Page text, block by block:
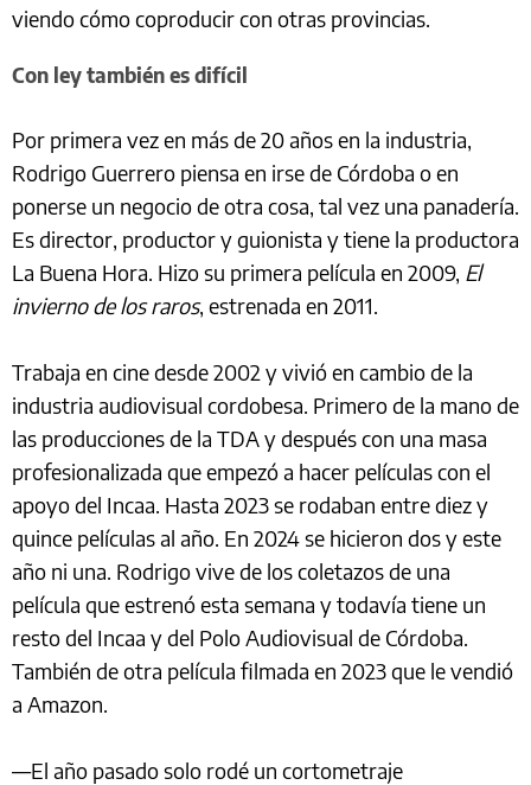
viendo cómo coproducir con otras provincias.
Con ley también es difícil
Por primera vez en más de 20 años en la industria,
Rodrigo Guerrero piensa en irse de Córdoba o en
ponerse un negocio de otra cosa, tal vez una panadería.
Es director, productor y guionista y tiene la productora
La Buena Hora. Hizo su primera película en 2009, El
invierno de los raros, estrenada en 2011.
Trabaja en cine desde 2002 y vivió en cambio de la
industria audiovisual cordobesa. Primero de la mano de
las producciones de la TDA y después con una masa
profesionalizada que empezó a hacer películas con el
apoyo del Incaa. Hasta 2023 se rodaban entre diez y
quince películas al año. En 2024 se hicieron dos y este
año ni una. Rodrigo vive de los coletazos de una
película que estrenó esta semana y todavía tiene un
resto del Incaa y del Polo Audiovisual de Córdoba.
También de otra película filmada en 2023 que le vendió
a Amazon.
—El año pasado solo rodé un cortometraje